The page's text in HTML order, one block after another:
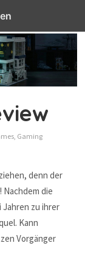
, Gaming
denn der
die
zu ihrer
Kann
Vorgänger